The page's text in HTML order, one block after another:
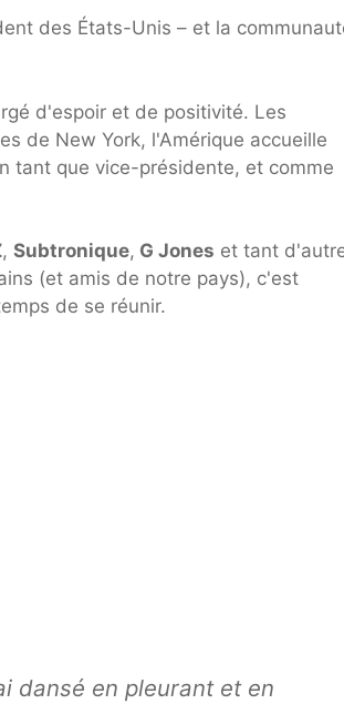
des États-Unis – et la
d'espoir et de positivité. Les
de New York, l'Amérique accueille
tant que vice-présidente, et comme
, Subtronique, G Jones et tant
(et amis de notre pays), c'est
de se réunir.
dansé en pleurant et en